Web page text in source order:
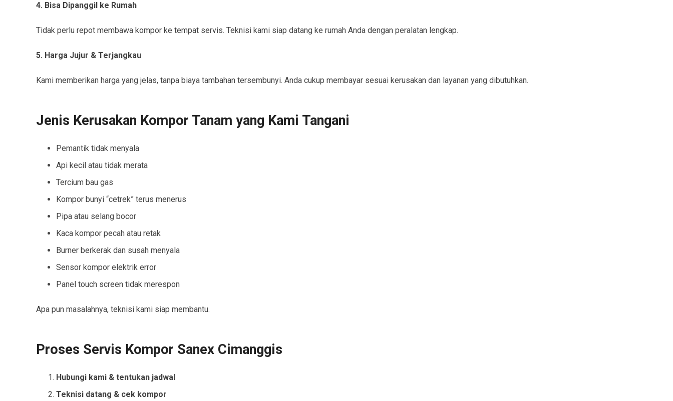
4. Bisa Dipanggil ke Rumah
Tidak perlu repot membawa kompor ke tempat servis. Teknisi kami siap datang ke rumah Anda dengan peralatan lengkap.
5. Harga Jujur & Terjangkau
Kami memberikan harga yang jelas, tanpa biaya tambahan tersembunyi. Anda cukup membayar sesuai kerusakan dan layanan yang dibutuhkan.
Jenis Kerusakan Kompor Tanam yang Kami Tangani
Pemantik tidak menyala
Api kecil atau tidak merata
Tercium bau gas
Kompor bunyi “cetrek” terus menerus
Pipa atau selang bocor
Kaca kompor pecah atau retak
Burner berkerak dan susah menyala
Sensor kompor elektrik error
Panel touch screen tidak merespon
Apa pun masalahnya, teknisi kami siap membantu.
Proses Servis Kompor Sanex Cimanggis
Hubungi kami & tentukan jadwal
Teknisi datang & cek kompor